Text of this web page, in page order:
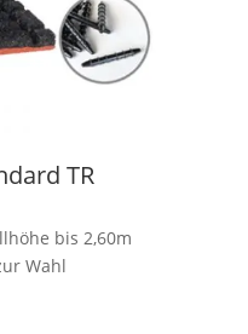
TR
bis 2,60m
Wahl